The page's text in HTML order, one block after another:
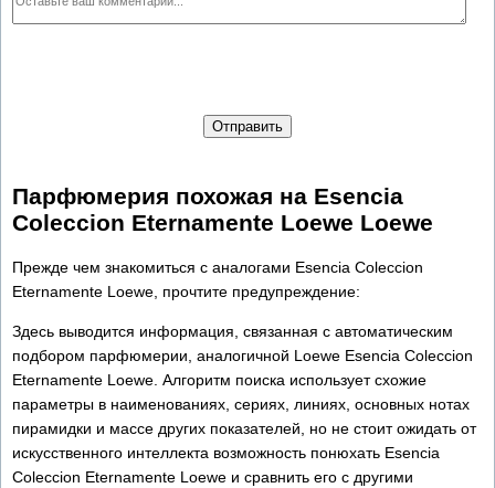
Отправить
Парфюмерия похожая на Esencia
Coleccion Eternamente Loewe Loewe
Прежде чем знакомиться с аналогами Esencia Coleccion
Eternamente Loewe, прочтите предупреждение:
Здесь выводится информация, связанная с автоматическим
подбором парфюмерии, аналогичной Loewe Esencia Coleccion
Eternamente Loewe. Алгоритм поиска использует схожие
параметры в наименованиях, сериях, линиях, основных нотах
пирамидки и массе других показателей, но не стоит ожидать от
искусственного интеллекта возможность понюхать Esencia
Coleccion Eternamente Loewe и сравнить его с другими